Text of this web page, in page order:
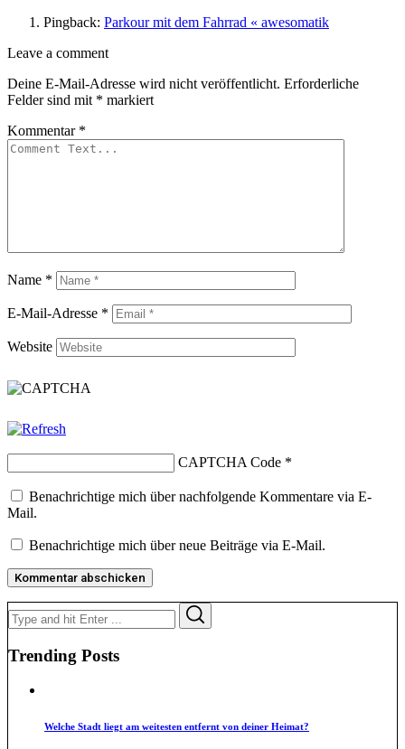
Pingback: Parkour mit dem Fahrrad « awesomatik
Leave
comment
Leave a comment
Deine E-Mail-Adresse wird nicht veröffentlicht. Erforderliche
Felder sind mit * markiert
Kommentar *
Name *
E-Mail-Adresse *
Website
CAPTCHA Code *
Benachrichtige mich über nachfolgende Kommentare via E-
Mail.
Benachrichtige mich über neue Beiträge via E-Mail.
Search
for:
Trending Posts
Welche Stadt liegt am weitesten entfernt von deiner Heimat?